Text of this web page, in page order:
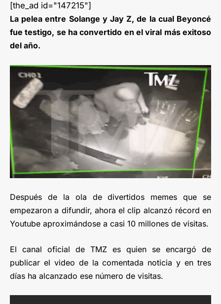
[the_ad id="147215"]
La pelea entre Solange y Jay Z, de la cual Beyoncé
fue testigo, se ha convertido en el viral más exitoso
del año.
Después de la ola de divertidos memes que se
empezaron a difundir, ahora el clip alcanzó récord en
Youtube aproximándose a casi 10 millones de visitas.
El canal oficial de TMZ es quien se encargó de
publicar el video de la comentada noticia y en tres
días ha alcanzado ese número de visitas.